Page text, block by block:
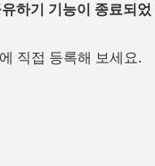
하기 기능이 종료되었
직접 등록해 보세요.